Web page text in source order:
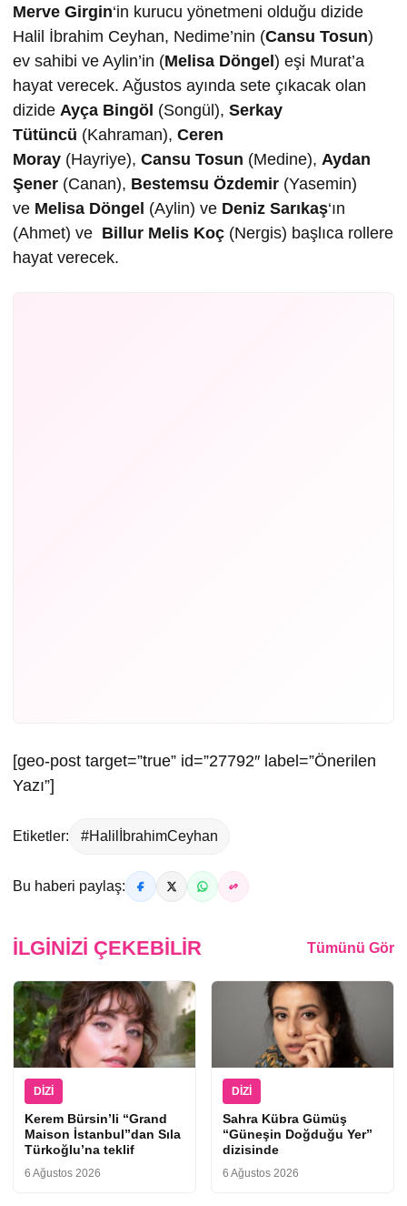
Merve Girgin‘in kurucu yönetmeni olduğu dizide
Halil İbrahim Ceyhan, Nedime’nin (Cansu Tosun)
ev sahibi ve Aylin’in (Melisa Döngel ) eşi Murat’a
hayat verecek. Ağustos ayında sete çıkacak olan
dizide Ayça Bingöl (Songül), Serkay
Tütüncü (Kahraman), Ceren
Moray (Hayriye), Cansu Tosun (Medine), Aydan
Şener (Canan), Bestemsu Özdemir (Yasemin)
ve Melisa Döngel (Aylin) ve Deniz Sarıkaş‘ın
(Ahmet) ve Billur Melis Koç (Nergis) başlıca rollere
hayat verecek.
[geo-post target=”true” id=”27792″ label=”Önerilen
Yazı”]
Etiketler: #HalilİbrahimCeyhan
Bu haberi paylaş:
İLGINIZI ÇEKEBILIR Tümünü Gör
DIZI
Kerem Bürsin’li “Grand
Maison İstanbul”dan Sıla
Türkoğlu’na teklif
6 Ağustos 2026
DIZI
Sahra Kübra Gümüş
“Güneşin Doğduğu Yer”
dizisinde
6 Ağustos 2026